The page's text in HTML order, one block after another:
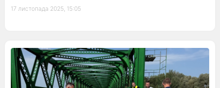
17 листопада 2025, 15:05